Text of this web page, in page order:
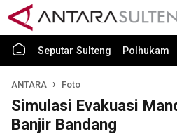
Seputar Sulteng Polhukam
ANTARA Foto
Simulasi Evakuasi
Banjir Bandang